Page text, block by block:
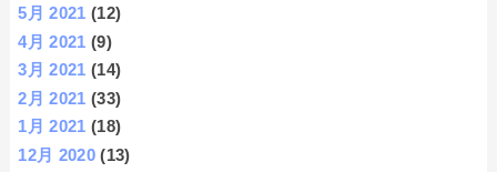
5月 2021 (12)
4月 2021 (9)
3月 2021 (14)
2月 2021 (33)
1月 2021 (18)
12月 2020 (13)